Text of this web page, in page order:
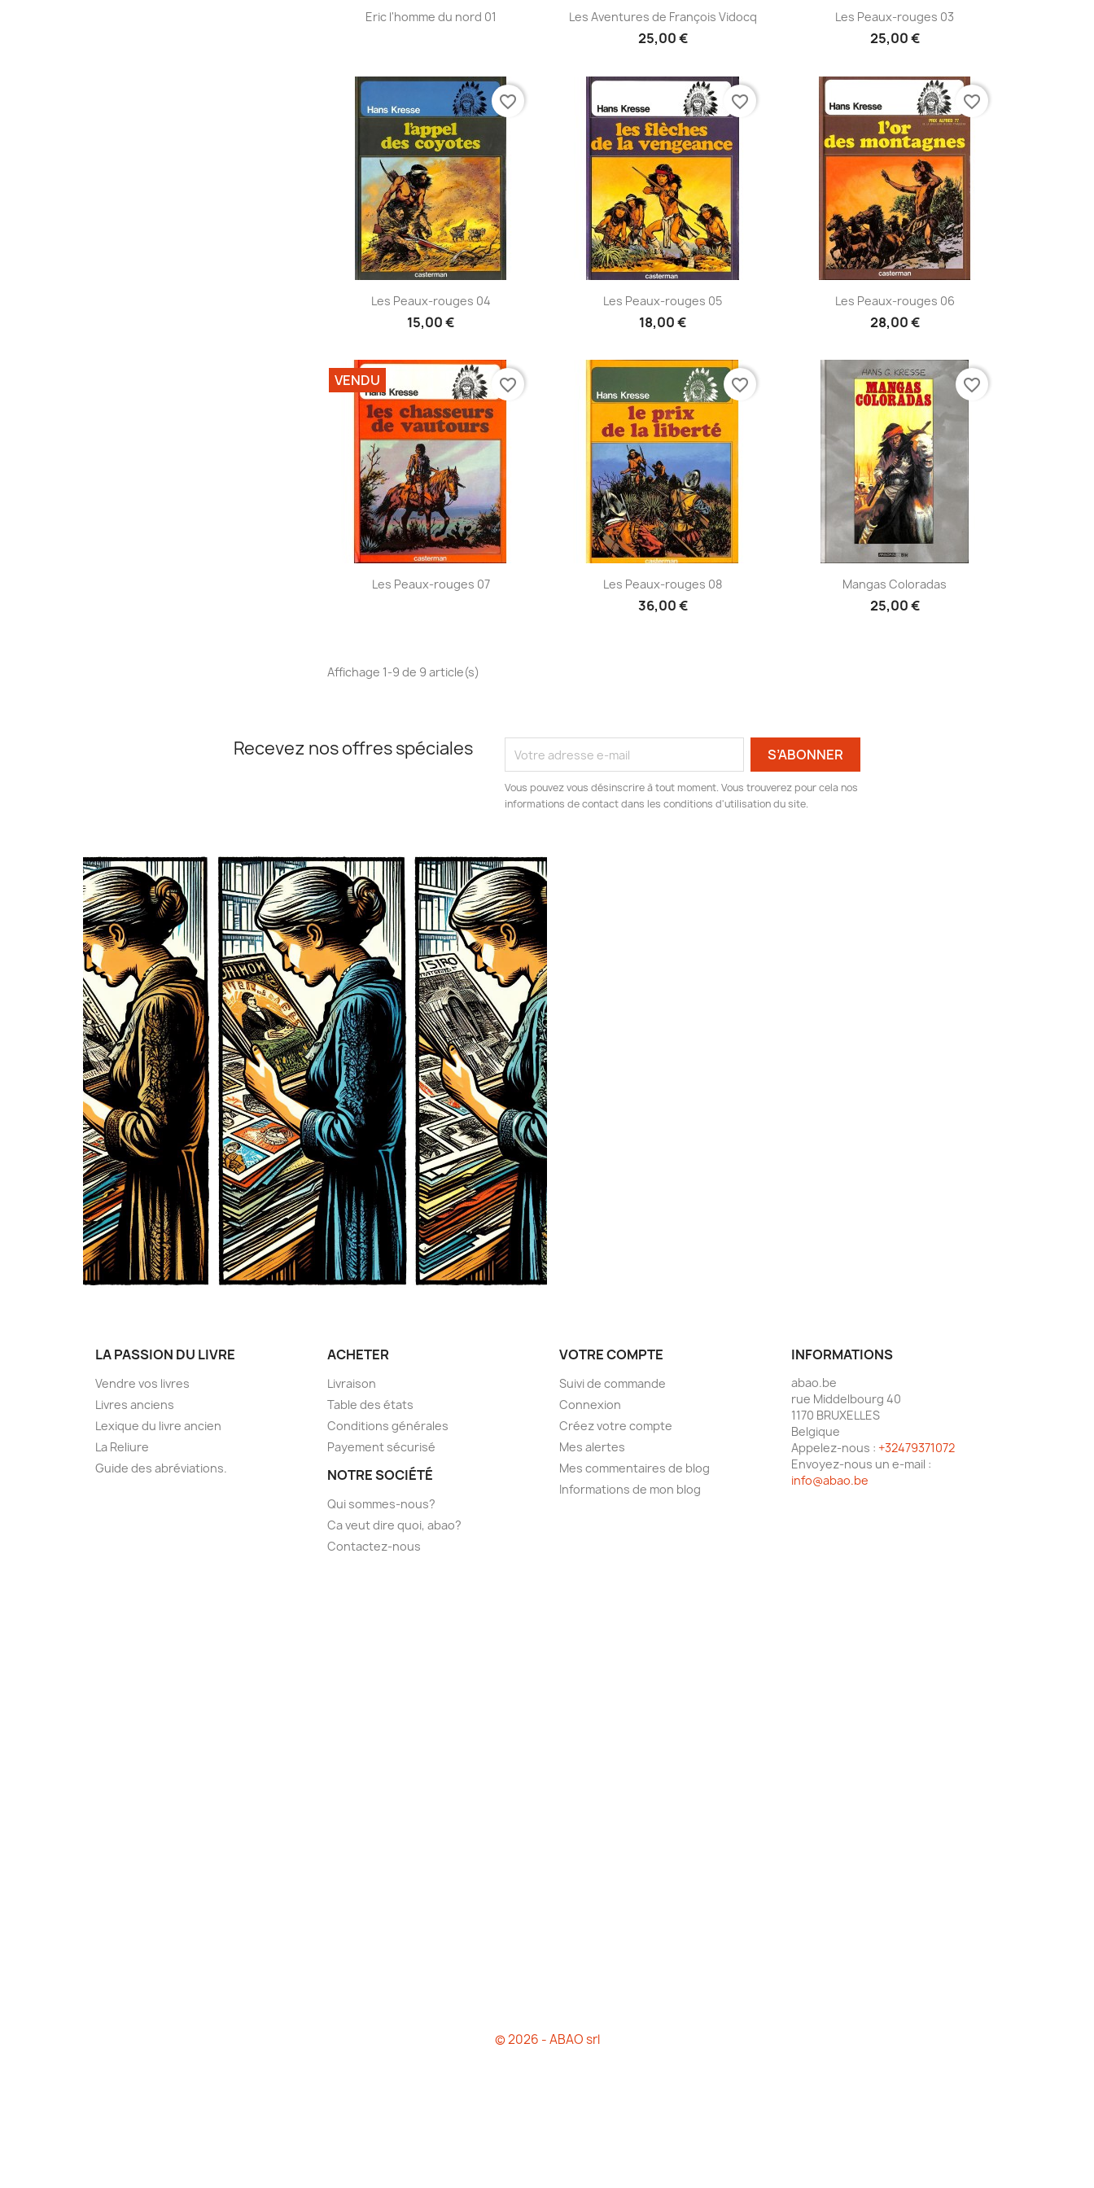
Aperçu rapide
Eric l'homme du nord 01 Aperçu rapide
Les Aventures de François Vidocq
25,00 €
Aperçu rapide
Les Peaux-rouges 03
25,00 €
Aperçu rapide
Les Peaux-rouges 04
15,00 €
favorite_border
Aperçu rapide
Les Peaux-rouges 05
18,00 €
favorite_border
Aperçu rapide
Les Peaux-rouges 06
28,00 €
favorite_border
 Aperçu rapide
Les Peaux-rouges 07
VENDU favorite_border
Aperçu rapide
Les Peaux-rouges 08
36,00 €
favorite_border
Aperçu rapide
Mangas Coloradas
25,00 €
favorite_border
Affichage 1-9 de 9 article(s)
Recevez nos offres spéciales
Vous pouvez vous désinscrire à tout moment. Vous trouverez pour cela nos
informations de contact dans les conditions d'utilisation du site.
LA PASSION DU LIVRE
Vendre vos livres
Livres anciens
Lexique du livre ancien
La Reliure
Guide des abréviations.
ACHETER
Livraison
Table des états
Conditions générales
Payement sécurisé
NOTRE SOCIÉTÉ
Qui sommes-nous?
Ca veut dire quoi, abao?
Contactez-nous
VOTRE COMPTE
Suivi de commande
Connexion
Créez votre compte
Mes alertes
Mes commentaires de blog
Informations de mon blog
INFORMATIONS
abao.be
rue Middelbourg 40
1170 BRUXELLES
Belgique
Appelez-nous : +32479371072
Envoyez-nous un e-mail :
info@abao.be
© 2026 - ABAO srl